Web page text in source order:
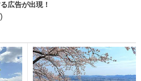
広告が出現！